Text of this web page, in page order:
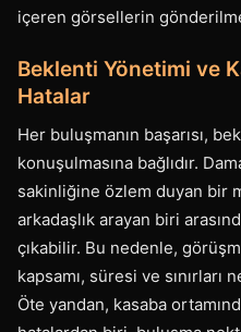
içeren görsellerin
Beklenti Yönetimi ve
Hatalar
Her buluşmanın başarısı,
konuşulmasına bağlıdır.
sakinliğine özlem duyan bir
arkadaşlık arayan biri
çıkabilir. Bu nedenle,
kapsamı, süresi ve
Öte yandan, kasaba